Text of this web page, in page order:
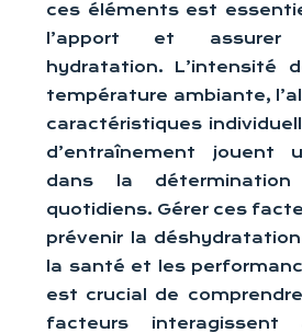
ces éléments est
l’apport et
hydratation. L’intensité
température ambiante,
caractéristiques
d’entraînement jouent
dans la
quotidiens. Gérer ces
prévenir la
la santé et les
est crucial de
facteurs interagissent